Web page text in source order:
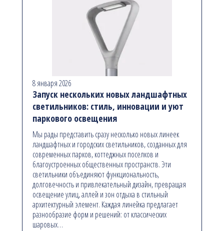
8 января 2026
Запуск нескольких новых ландшафтных
светильников: стиль, инновации и уют
паркового освещения
Мы рады представить сразу несколько новых линеек
ландшафтных и городских светильников, созданных для
современных парков, коттеджных поселков и
благоустроенных общественных пространств. Эти
светильники объединяют функциональность,
долговечность и привлекательный дизайн, превращая
освещение улиц, аллей и зон отдыха в стильный
архитектурный элемент. Каждая линейка предлагает
разнообразие форм и решений: от классических
шаровых…